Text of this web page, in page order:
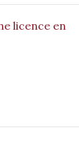
licence en